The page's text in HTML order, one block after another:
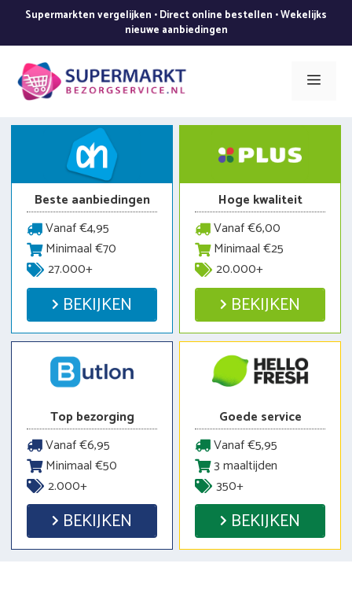
de
inhoud
Supermarkten vergelijken • Direct online bestellen • Wekelijks
nieuwe aanbiedingen
Menu
Beste aanbiedingen
Vanaf €4,95
Minimaal €70
27.000+
BEKIJKEN
Hoge kwaliteit
Vanaf €6,00
Minimaal €25
20.000+
BEKIJKEN
Top bezorging
Vanaf €6,95
Minimaal €50
2.000+
BEKIJKEN
Goede service
Vanaf €5,95
3 maaltijden
350+
BEKIJKEN